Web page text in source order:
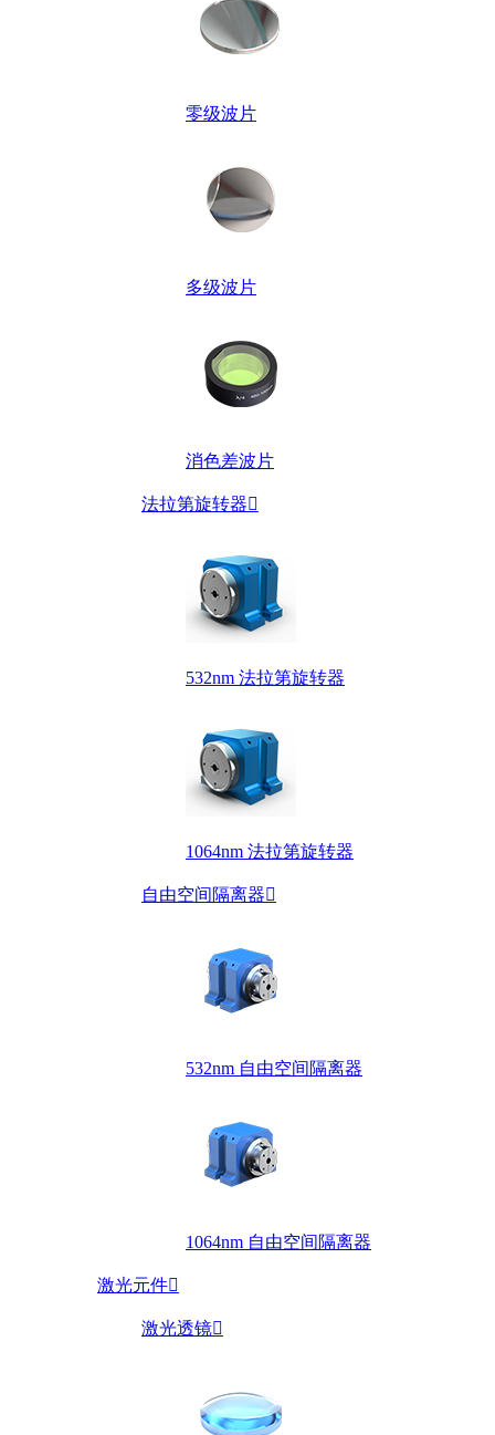
零级波片
多级波片
消色差波片
法拉第旋转器
532nm 法拉第旋转器
1064nm 法拉第旋转器
自由空间隔离器
532nm 自由空间隔离器
1064nm 自由空间隔离器
激光元件
激光透镜